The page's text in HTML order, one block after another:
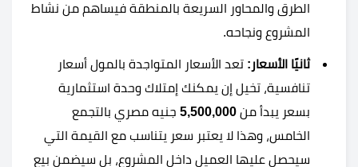
الطرق والمحاور السريعة بالمنطقة فيساهم من نشاط
المشروع ونجاحه.
ثانيًا الأسعار: تعد الأسعار المتواجدة بالمول أسعار
تنافسية، تخيل إن يمكنك إمتلاك وحدة استثمارية
بسعر يبدأ من 5,500,000 جنيه مصري بالتجمع
الخامس، وهذا لا يعتبر سعر يتناسب مع القيمة التي
سيحصل عليها العميل داخل المشروع، بل سيضمن بيع